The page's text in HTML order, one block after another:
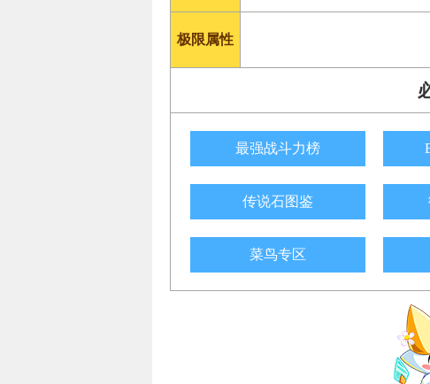
极限属性
最强战斗力榜
传说石图鉴
菜鸟专区